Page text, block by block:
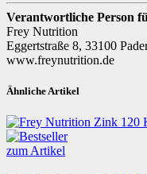
Verantwortliche Person
Frey Nutrition
Eggertstraße 8, 33100
www.freynutrition.de
Ähnliche Artikel
zum Artikel